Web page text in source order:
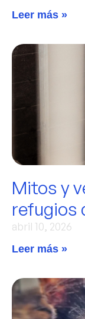
Leer más »
Mitos y
refugios
abril 10, 2026
Leer más »